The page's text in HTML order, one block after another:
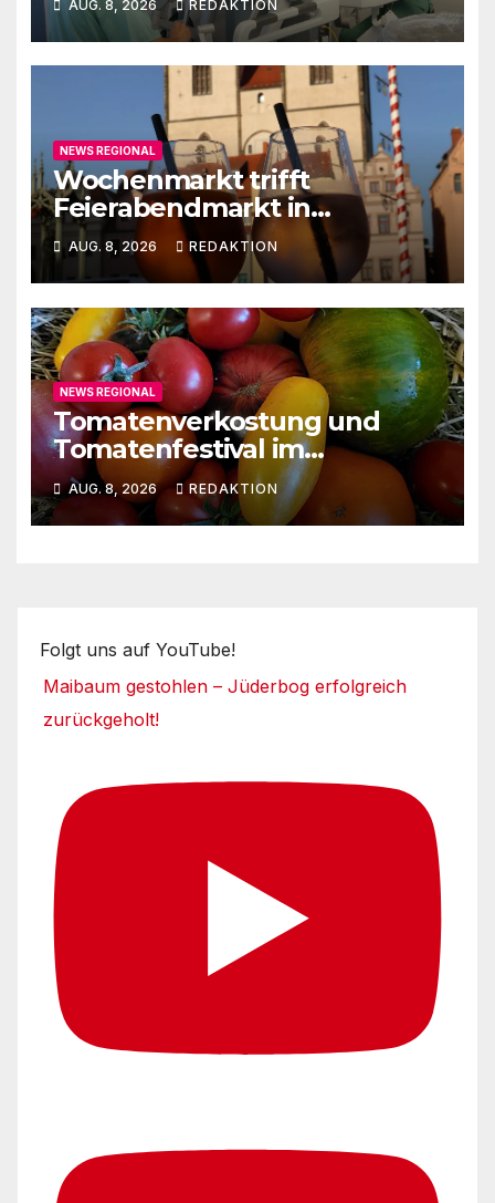
AUG. 8, 2026 REDAKTION
NEWS REGIONAL
Wochenmarkt trifft
Feierabendmarkt in
Lutherstadt Wittenberg
AUG. 8, 2026 REDAKTION
NEWS REGIONAL
Tomatenverkostung und
Tomatenfestival im
Naturparkzentrum
AUG. 8, 2026 REDAKTION
Folgt uns auf YouTube!
Maibaum gestohlen – Jüderbog erfolgreich
zurückgeholt!